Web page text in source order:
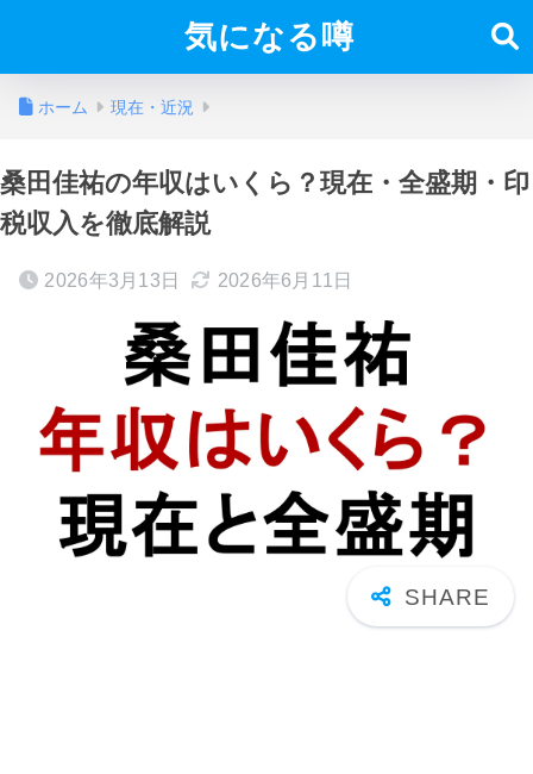
気になる噂
ホーム 現在・近況
桑田佳祐の年収はいくら？現在・全盛期・印
税収入を徹底解説
2026年3月13日 2026年6月11日